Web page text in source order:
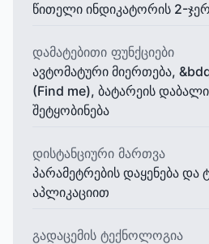
წითელი ინდიკატორის 2-ჯერ
დამატებითი ფუნქციები
ავტომატური მიერთება,
(Find me), ბატარეის დაბალი
შეტყობინება
დისტანციური მართვა
პარამეტრების დაყენება და
აპლიკაციით
გადაცემის ტექნოლოგია